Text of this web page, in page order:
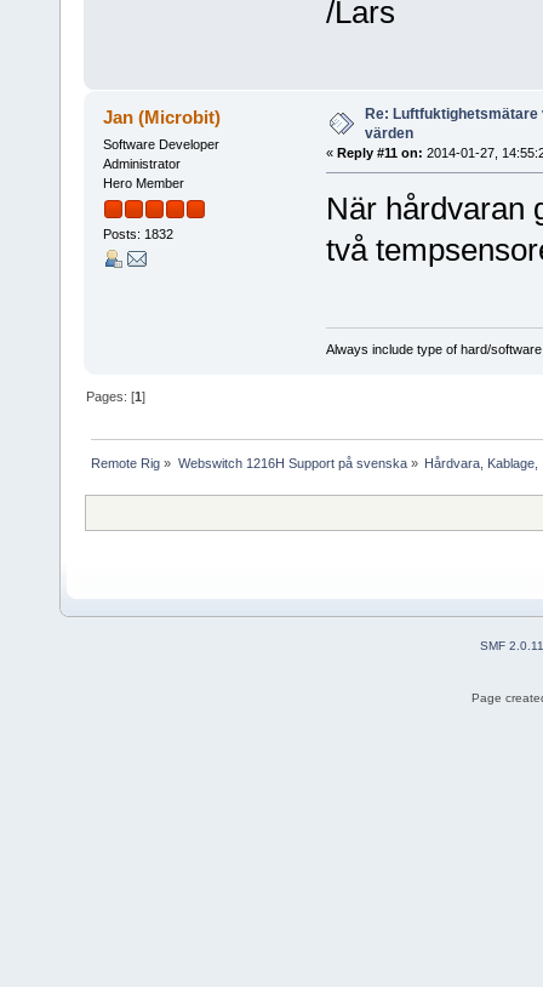
/Lars
Jan (Microbit)
Software Developer
Administrator
Hero Member
Posts: 1832
Re:
värden
« Reply #11 on: 2014-01-27,
När hårdvaran
två
Always include type of hard/
Pages: [1]
Remote Rig » Webswitch 1216H Support på svenska» Hårdvara, Kablage,
SMF 2.0.11
Page